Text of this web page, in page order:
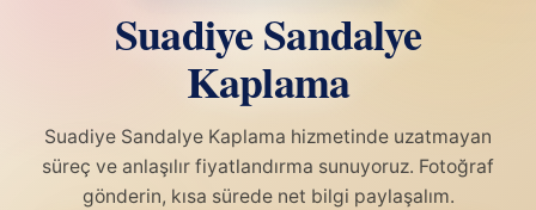
Suadiye Sandalye
Kaplama
Suadiye Sandalye Kaplama hizmetinde uzatmayan
süreç ve anlaşılır fiyatlandırma sunuyoruz. Fotoğraf
gönderin, kısa sürede net bilgi paylaşalım.